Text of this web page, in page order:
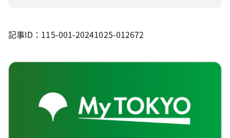
記事ID：115-001-20241025-012672